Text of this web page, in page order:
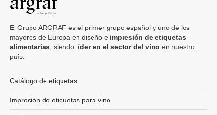
El Grupo ARGRAF es el primer grupo español y uno de los
mayores de Europa en diseño e impresión de etiquetas
alimentarias , siendo líder en el sector del vino en nuestro
país.
Catálogo de etiquetas
Impresión de etiquetas para vino